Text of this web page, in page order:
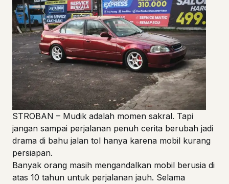
STROBAN – Mudik adalah momen sakral. Tapi
jangan sampai perjalanan penuh cerita berubah jadi
drama di bahu jalan tol hanya karena mobil kurang
persiapan.
Banyak orang masih mengandalkan mobil berusia di
atas 10 tahun untuk perjalanan jauh. Selama